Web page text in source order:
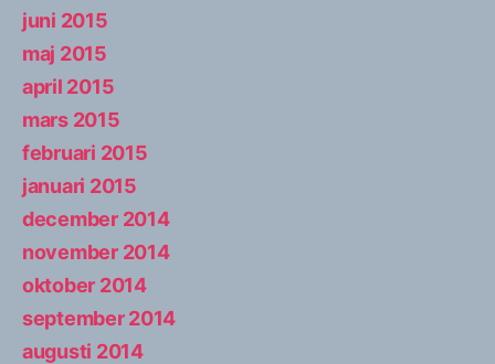
juni 2015
maj 2015
april 2015
mars 2015
februari 2015
januari 2015
december 2014
november 2014
oktober 2014
september 2014
augusti 2014